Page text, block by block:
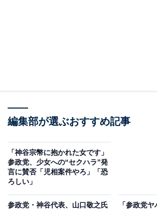
編集部が選ぶおすすめ記事
「神谷宗幣に抱かれた女です」
参政党、少女への“セクハラ”発
言に賛否「児相案件やろ」「恐
ろしい」
参政党・神谷代表、山口敬之氏
「参政党